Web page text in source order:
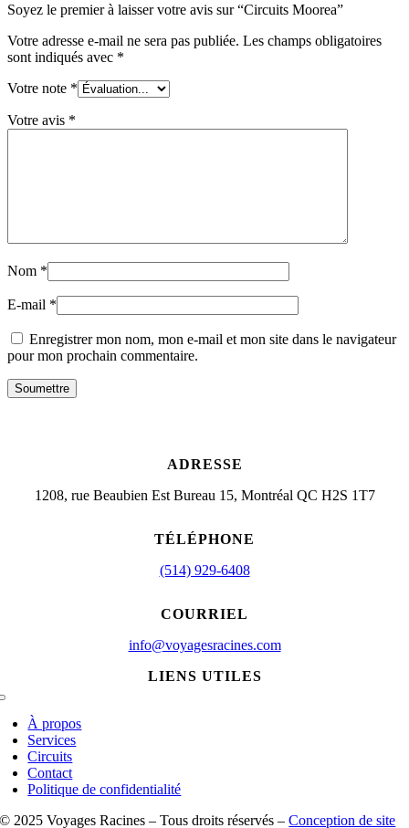
Soyez le premier à laisser votre avis sur “Circuits Moorea”
Votre adresse e-mail ne sera pas publiée. Les champs obligatoires
sont indiqués avec *
Votre note *
Votre avis *
Nom *
E-mail *
Enregistrer mon nom, mon e-mail et mon site dans le navigateur
pour mon prochain commentaire.
ADRESSE
1208, rue Beaubien Est Bureau 15, Montréal QC H2S 1T7
TÉLÉPHONE
(514) 929-6408
COURRIEL
info@voyagesracines.com
LIENS UTILES
À propos
Services
Circuits
Contact
Politique de confidentialité
© 2025 Voyages Racines – Tous droits réservés –Conception de site